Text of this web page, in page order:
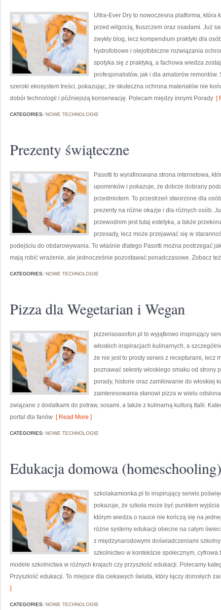
Ultra-Ever Dry to nowoczesna platforma, która
przed wilgocią, tłuszczem oraz osadami. Już
zwykły blog, lecz kompendium praktyki dla
hydrofobowe i olejofobiczne rozwiązania
spotyka się z praktyką, a fachowa wiedza
profesjonalistów, jak i dla amatorów
szeroki ekosystem treści, pokazując, że skuteczna ochrona materiałów nie
dobór technologii i późniejszą konserwację. Polecam między innymi Porady [
CATEGORIES: NOWE TECHNOLOGIE
Prezenty świąteczne
Pasotti to wyrafinowana strona internetowa,
upominków i pokazuje, że dobrze dobrany
przedmiotem. To przestrzeń stworzone dla
prezenty na różne okazje i dla różnych osób.
przewodnim jest tutaj estetyka, a także
przesady, lecz może przejawiać się w
podejściu do obdarowywania. To właśnie dlatego Pasotti można postrzegać
mają robić wrażenie, ale jednocześnie pozostawać ponadczasowe. Zobacz
CATEGORIES: NOWE TECHNOLOGIE
Pizza dla Wegetarian i Wegan
pizzeriasaxofon.pl to wyjątkowo inspirujący
włoskich inspiracjach kulinarnych, a
że nie jest to prosty serwis z recepturami, lecz
poznawać sekrety włoskiego smaku od strony
porady, historie oraz zamiłowanie do włoskiej
zainteresowania stanowi pizza w wielu
związane z dodatkami do potraw, sosami, a także z kulinarną kulturą Italii.
portal dla fanów [ Read More ]
CATEGORIES: NOWE TECHNOLOGIE
Edukacja domowa (homeschooling)
szkolakamionka.pl to inspirujący serwis
pokazuje, że szkoła może być punktem
którym wiedza o nauce nie kończą się na
różne systemy edukacji obecne na całym
z międzynarodowymi doświadczeniami
szkolnictwo w kontekście społecznym, cyfrowa
modele szkolnictwa w różnych krajach czy przyszłość edukacji. Polecamy
Przyszłość edukacji. To miejsce dla ciekawych świata, który łączy dorosłych
]
CATEGORIES: NOWE TECHNOLOGIE